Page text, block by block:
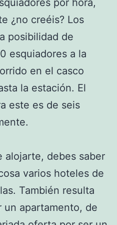
¿no creéis? Los
posibilidad de
esquiadores a la
en el casco
la estación. El
este es de seis
alojarte, debes saber
varios hoteles de
También resulta
apartamento, de